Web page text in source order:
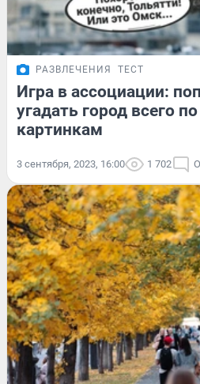
РАЗВЛЕЧЕНИЯ ТЕСТ
Игра в ассоциации:
угадать город всего
картинкам
3 сентября, 2023, 16:00 1 702